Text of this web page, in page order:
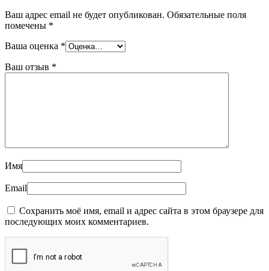
Ваш адрес email не будет опубликован. Обязательные поля
помечены *
Ваша оценка *
Ваш отзыв *
Имя
Email
Сохранить моё имя, email и адрес сайта в этом браузере для
последующих моих комментариев.